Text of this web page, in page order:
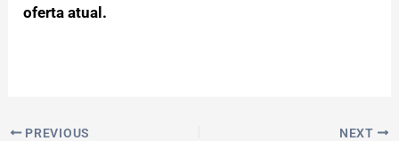
oferta atual.
PREVIOUS NEXT